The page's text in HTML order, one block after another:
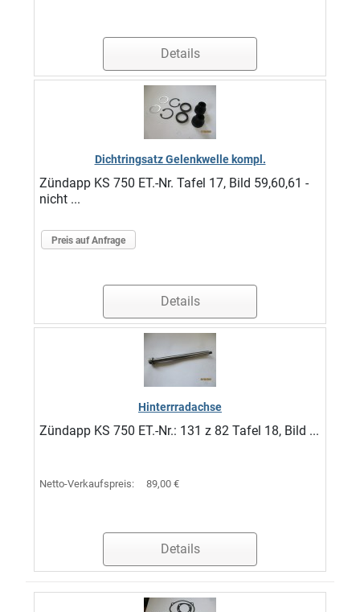
Details
Dichtringsatz Gelenkwelle kompl.
Zündapp KS 750 ET.-Nr. Tafel 17, Bild 59,60,61 -
nicht ...
Preis auf Anfrage
Details
Hinterrradachse
Zündapp KS 750 ET.-Nr.: 131 z 82 Tafel 18, Bild ...
Netto-Verkaufspreis: 89,00 €
Details